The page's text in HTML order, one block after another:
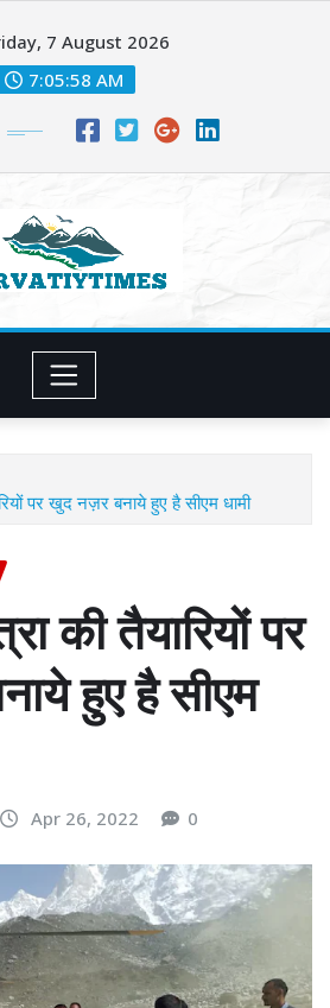
7 August 2026
7:06:00 AM
पर खुद नज़र बनाये हुए है सीएम धामी
की तैयारियों पर
हुए है सीएम
Apr 26, 2022 0